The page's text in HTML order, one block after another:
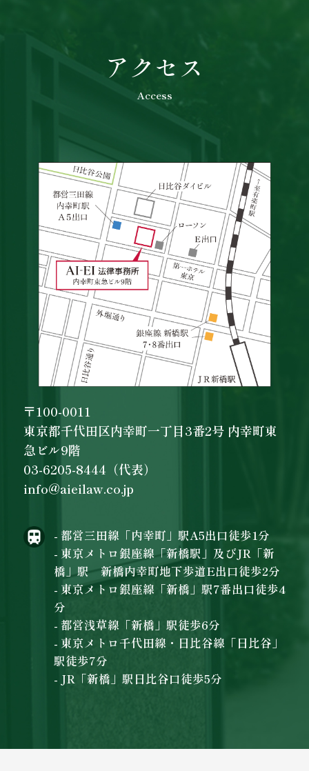
アクセス
Access
〒100-0011
東京都千代田区内幸町一丁目3番2号 内幸町東
急ビル9階
03-6205-8444（代表）
info@aieilaw.co.jp
- 都営三田線「内幸町」駅A5出口徒歩1分
- 東京メトロ銀座線「新橋駅」及びJR「新
橋」駅 新橋内幸町地下歩道E出口徒歩2分
- 東京メトロ銀座線「新橋」駅7番出口徒歩4
分
- 都営浅草線「新橋」駅徒歩6分
- 東京メトロ千代田線・日比谷線「日比谷」
駅徒歩7分
- JR「新橋」駅日比谷口徒歩5分